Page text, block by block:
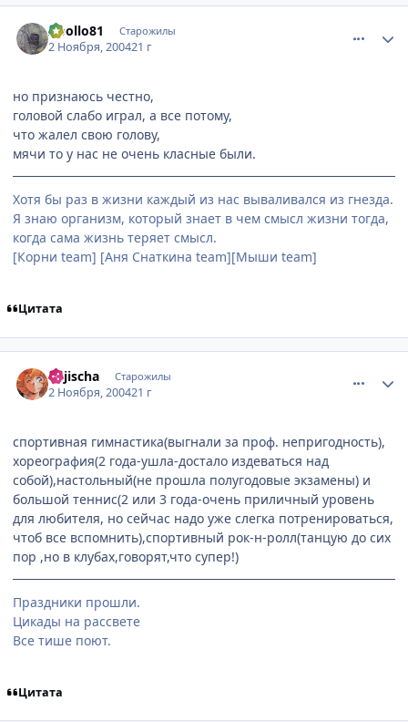
Apollo81 Старожилы
2 Ноября, 200421 г
но признаюсь честно,
головой слабо играл, а все потому,
что жалел свою голову,
мячи то у нас не очень класные были.
Хотя бы раз в жизни каждый из нас вываливался из гнезда.
Я знаю организм, который знает в чем смысл жизни тогда,
когда сама жизнь теряет смысл.
[Корни team] [Аня Снаткина team][Мыши team]
Цитата
Kejischa Старожилы
2 Ноября, 200421 г
спортивная гимнастика(выгнали за проф. непригодность),
хореография(2 года-ушла-достало издеваться над
собой),настольный(не прошла полугодовые экзамены) и
большой теннис(2 или 3 года-очень приличный уровень
для любителя, но сейчас надо уже слегка потренироваться,
чтоб все вспомнить),спортивный рок-н-ролл(танцую до сих
пор ,но в клубах,говорят,что супер!)
Праздники прошли.
Цикады на рассвете
Все тише поют.
Цитата